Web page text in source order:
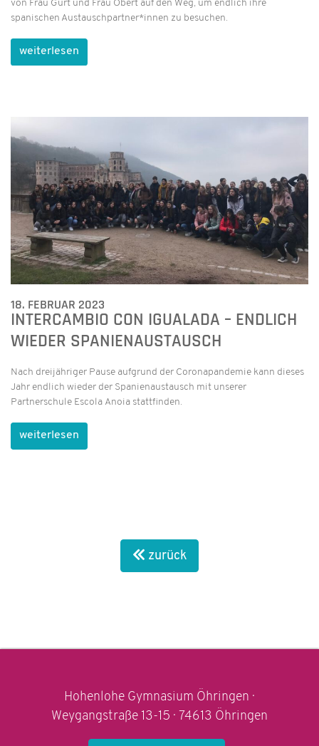
von Frau Gurt und Frau Obert auf den Weg, um endlich ihre
spanischen Austauschpartner*innen zu besuchen.
weiterlesen
18. FEBRUAR 2023
INTERCAMBIO CON IGUALADA – ENDLICH
WIEDER SPANIENAUSTAUSCH
Nach dreijähriger Pause aufgrund der Coronapandemie kann dieses
Jahr endlich wieder der Spanienaustausch mit unserer
Partnerschule Escola Anoia stattfinden.
weiterlesen
zurück
Hohenlohe Gymnasium Öhringen ·
Weygangstraße 13-15 · 74613 Öhringen